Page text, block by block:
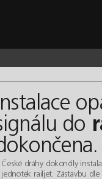
nsta ace op
igná u do r
okončena.
České dráhy dokončily instal a
jednotek rai jet. Zástavbu d e